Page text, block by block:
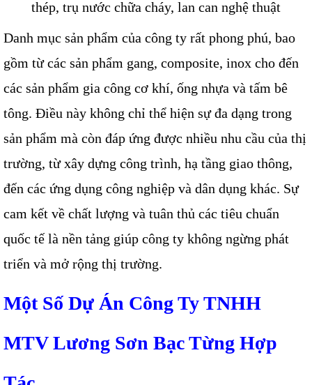
thép, trụ nước chữa cháy, lan can nghệ thuật
Danh mục sản phẩm của công ty rất phong phú, bao
gồm từ các sản phẩm gang, composite, inox cho đến
các sản phẩm gia công cơ khí, ống nhựa và tấm bê
tông. Điều này không chỉ thể hiện sự đa dạng trong
sản phẩm mà còn đáp ứng được nhiều nhu cầu của thị
trường, từ xây dựng công trình, hạ tầng giao thông,
đến các ứng dụng công nghiệp và dân dụng khác. Sự
cam kết về chất lượng và tuân thủ các tiêu chuẩn
quốc tế là nền tảng giúp công ty không ngừng phát
triển và mở rộng thị trường.
Một Số Dự Án Công Ty TNHH
MTV Lương Sơn Bạc Từng Hợp